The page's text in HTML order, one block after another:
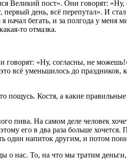
Великий пост». Они говорят:
день, всё перепутал». И
бегать, и за полгода у меня
то отмазка.
«Ну, согласны, не
всё уменьшилось до
пощусь. Костя, а какие
пива. На самом деле человек
его в два раза больше
один напиток другим, и потом
о нас. То, на что мы тратим